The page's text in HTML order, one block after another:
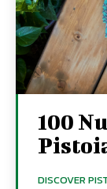
100
DISCOVER